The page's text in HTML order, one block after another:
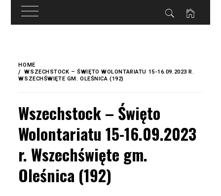
treści
content
HOME
WSZECHSTOCK – ŚWIĘTO WOLONTARIATU 15-16.09.2023 R.
WSZECHŚWIĘTE GM. OLEŚNICA (192)
Wszechstock – Święto
Wolontariatu 15-16.09.2023
r. Wszechświęte gm.
Oleśnica (192)